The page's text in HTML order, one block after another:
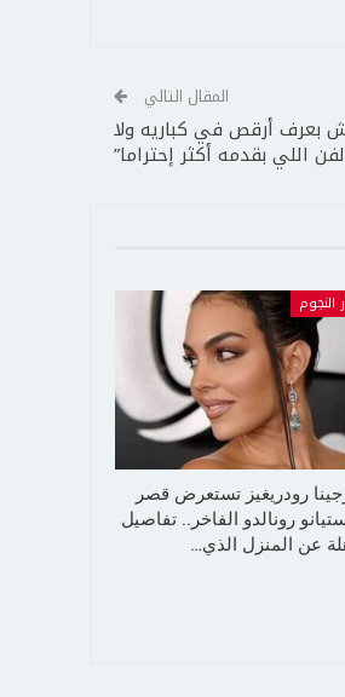
المقال التالي
بعرف أرقص في كباريه ولا
اللي بقدمه أكثر إحتراما”
النجوم
رودريغيز تستعرض قصر
رونالدو الفاخر.. تفاصيل
عن المنزل الذي…